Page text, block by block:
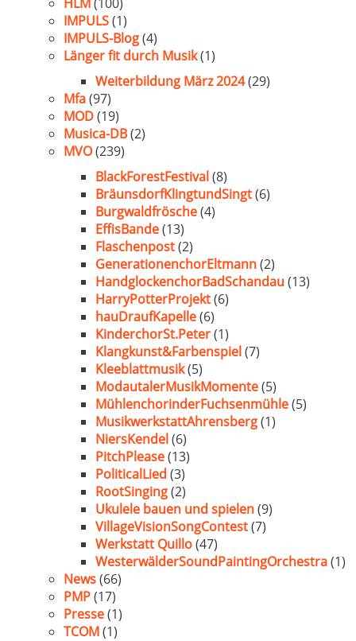
IMPULS(1)
IMPULS-Blog(4)
Länger fit durch Musik(1)
Weiterbildung März 2024(29)
Mfa(97)
MOD(19)
Musica-DB(2)
MVO(239)
BlackForestFestival(8)
BräunsdorfKlingtundSingt(6)
Burgwaldfrösche(4)
EffisBande(13)
Flaschenpost(2)
GenerationenchorEltmann(2)
HandglockenchorBadSchandau(13)
HarryPotterProjekt(6)
hauDraufKapelle(6)
KinderchorSt.Peter(1)
Klangkunst&Farbenspiel(7)
Kleeblattmusik(5)
ModautalerMusikMomente(5)
MühlenchorinderFuchsenmühle(5)
MusikwerkstattAhrensberg(1)
NiersKendel(6)
PitchPlease(13)
PoliticalLied (3)
RootSinging(2)
Ukulele bauen und spielen(9)
VillageVisionSongContest(7)
Werkstatt Quillo(47)
WesterwälderSoundPaintingOrchestra(1)
News(66)
PMP(17)
Presse(1)
TCOM(1)